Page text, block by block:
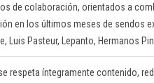
de colaboración, orientados a
en los últimos meses de sendos
Luis Pasteur, Lepanto, Hermanos
respeta íntegramente contenido,